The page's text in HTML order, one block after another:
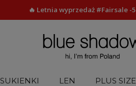
🔥 Letnia wyprzedaż #Fairsale -
SUKIENKI LEN PLUS SIZE